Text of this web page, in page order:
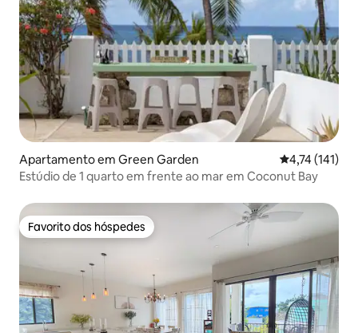
Apartamento em Green Garden Classificação
4,74 (141)
Estúdio de 1 quarto em frente ao mar em Coconut Bay
Favorito dos hóspedes
Favorito dos hóspedes